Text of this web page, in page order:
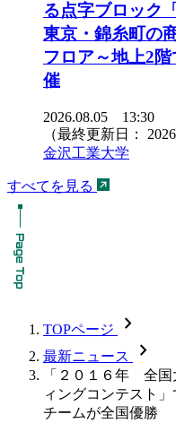
る点字ブロック
東京・錦糸町の
フロア～地上2
催
2026.08.05 13:30
（最終更新日：
金沢工業大学
すべてを見る
TOPページ chevron_forward
最新ニュース chevron_forward
「２０１６年 全国
ィングコンテスト
チームが全国優勝